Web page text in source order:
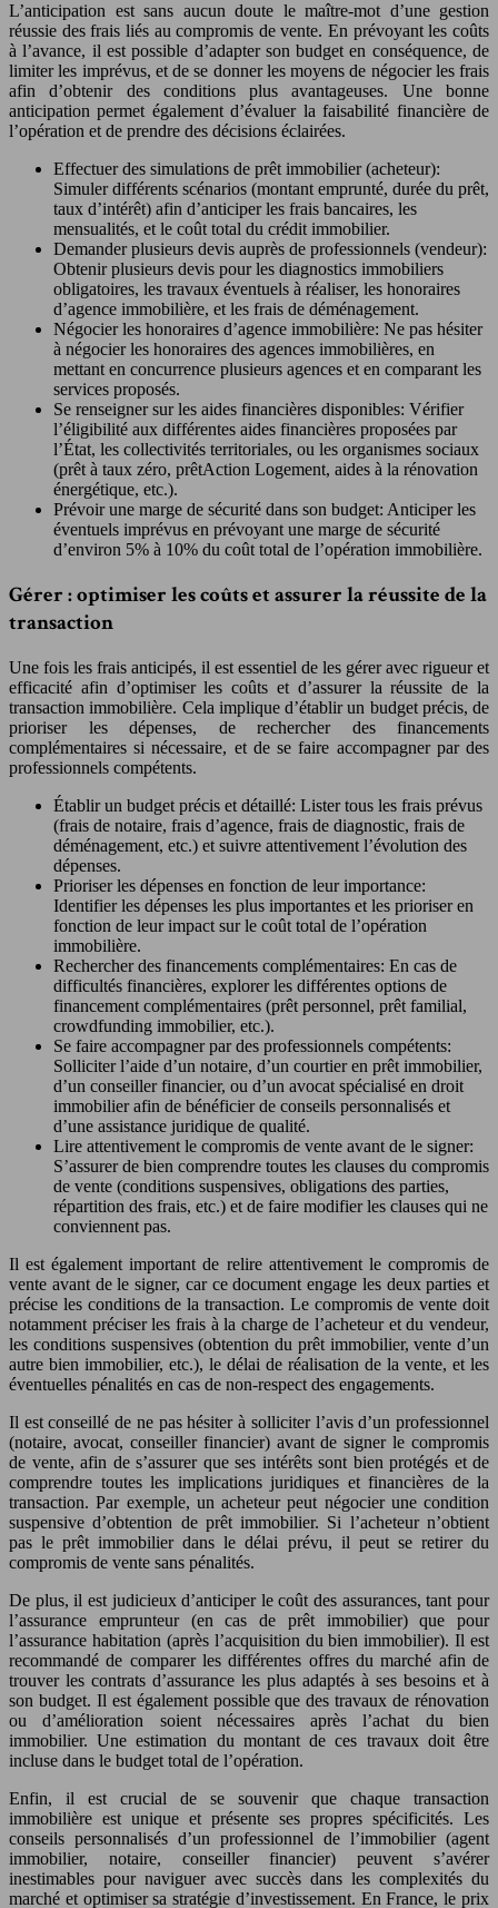
L’anticipation est sans aucun doute le maître-mot d’une gestion
réussie des frais liés au compromis de vente. En prévoyant les coûts
à l’avance, il est possible d’adapter son budget en conséquence, de
limiter les imprévus, et de se donner les moyens de négocier les frais
afin d’obtenir des conditions plus avantageuses. Une bonne
anticipation permet également d’évaluer la faisabilité financière de
l’opération et de prendre des décisions éclairées.
Effectuer des simulations de prêt immobilier (acheteur):
Simuler différents scénarios (montant emprunté, durée du prêt,
taux d’intérêt) afin d’anticiper les frais bancaires, les
mensualités, et le coût total du crédit immobilier.
Demander plusieurs devis auprès de professionnels (vendeur):
Obtenir plusieurs devis pour les diagnostics immobiliers
obligatoires, les travaux éventuels à réaliser, les honoraires
d’agence immobilière, et les frais de déménagement.
Négocier les honoraires d’agence immobilière: Ne pas hésiter
à négocier les honoraires des agences immobilières, en
mettant en concurrence plusieurs agences et en comparant les
services proposés.
Se renseigner sur les aides financières disponibles: Vérifier
l’éligibilité aux différentes aides financières proposées par
l’État, les collectivités territoriales, ou les organismes sociaux
(prêt à taux zéro, prêtAction Logement, aides à la rénovation
énergétique, etc.).
Prévoir une marge de sécurité dans son budget: Anticiper les
éventuels imprévus en prévoyant une marge de sécurité
d’environ 5% à 10% du coût total de l’opération immobilière.
Gérer : optimiser les coûts et assurer la réussite de la
transaction
Une fois les frais anticipés, il est essentiel de les gérer avec rigueur et
efficacité afin d’optimiser les coûts et d’assurer la réussite de la
transaction immobilière. Cela implique d’établir un budget précis, de
prioriser les dépenses, de rechercher des financements
complémentaires si nécessaire, et de se faire accompagner par des
professionnels compétents.
Établir un budget précis et détaillé: Lister tous les frais prévus
(frais de notaire, frais d’agence, frais de diagnostic, frais de
déménagement, etc.) et suivre attentivement l’évolution des
dépenses.
Prioriser les dépenses en fonction de leur importance:
Identifier les dépenses les plus importantes et les prioriser en
fonction de leur impact sur le coût total de l’opération
immobilière.
Rechercher des financements complémentaires: En cas de
difficultés financières, explorer les différentes options de
financement complémentaires (prêt personnel, prêt familial,
crowdfunding immobilier, etc.).
Se faire accompagner par des professionnels compétents:
Solliciter l’aide d’un notaire, d’un courtier en prêt immobilier,
d’un conseiller financier, ou d’un avocat spécialisé en droit
immobilier afin de bénéficier de conseils personnalisés et
d’une assistance juridique de qualité.
Lire attentivement le compromis de vente avant de le signer:
S’assurer de bien comprendre toutes les clauses du compromis
de vente (conditions suspensives, obligations des parties,
répartition des frais, etc.) et de faire modifier les clauses qui ne
conviennent pas.
Il est également important de relire attentivement le compromis de
vente avant de le signer, car ce document engage les deux parties et
précise les conditions de la transaction. Le compromis de vente doit
notamment préciser les frais à la charge de l’acheteur et du vendeur,
les conditions suspensives (obtention du prêt immobilier, vente d’un
autre bien immobilier, etc.), le délai de réalisation de la vente, et les
éventuelles pénalités en cas de non-respect des engagements.
Il est conseillé de ne pas hésiter à solliciter l’avis d’un professionnel
(notaire, avocat, conseiller financier) avant de signer le compromis
de vente, afin de s’assurer que ses intérêts sont bien protégés et de
comprendre toutes les implications juridiques et financières de la
transaction. Par exemple, un acheteur peut négocier une condition
suspensive d’obtention de prêt immobilier. Si l’acheteur n’obtient
pas le prêt immobilier dans le délai prévu, il peut se retirer du
compromis de vente sans pénalités.
De plus, il est judicieux d’anticiper le coût des assurances, tant pour
l’assurance emprunteur (en cas de prêt immobilier) que pour
l’assurance habitation (après l’acquisition du bien immobilier). Il est
recommandé de comparer les différentes offres du marché afin de
trouver les contrats d’assurance les plus adaptés à ses besoins et à
son budget. Il est également possible que des travaux de rénovation
ou d’amélioration soient nécessaires après l’achat du bien
immobilier. Une estimation du montant de ces travaux doit être
incluse dans le budget total de l’opération.
Enfin, il est crucial de se souvenir que chaque transaction
immobilière est unique et présente ses propres spécificités. Les
conseils personnalisés d’un professionnel de l’immobilier (agent
immobilier, notaire, conseiller financier) peuvent s’avérer
inestimables pour naviguer avec succès dans les complexités du
marché et optimiser sa stratégie d’investissement. En France, le prix